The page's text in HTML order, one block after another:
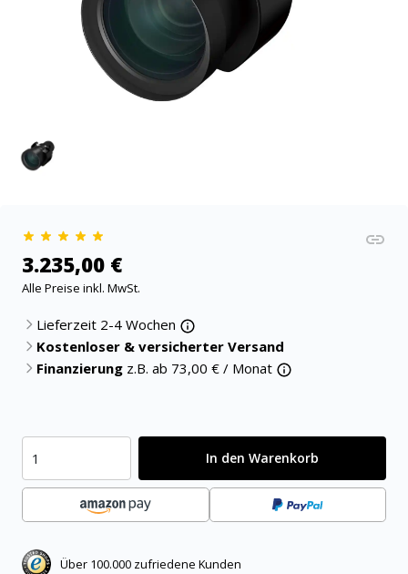
3.235,00 €
Alle Preise inkl. MwSt.
Lieferzeit 2-4 Wochen
Kostenloser & versicherter Versand
Finanzierung z.B. ab 73,00 € / Monat
In den Warenkorb
Über 100.000 zufriedene Kunden